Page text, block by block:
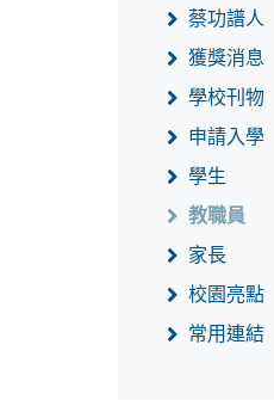
蔡功譜人
獲獎消息
學校刊物
申請入學
學生
教職員
家長
校園亮點
常用連結